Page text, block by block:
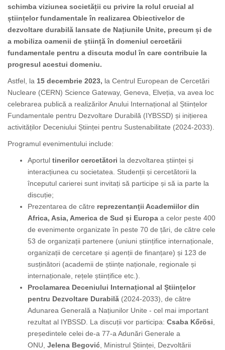
schimba viziunea societății cu privire la rolul crucial al
științelor fundamentale în realizarea Obiectivelor de
dezvoltare durabilă lansate de Națiunile Unite, precum și de
a mobiliza oamenii de știință în domeniul cercetării
fundamentale pentru a discuta modul în care contribuie la
progresul acestui domeniu.
Astfel, la 15 decembrie 2023, la Centrul European de Cercetări
Nucleare (CERN) Science Gateway, Geneva, Elveția, va avea loc
celebrarea publică a realizărilor Anului Internațional al Științelor
Fundamentale pentru Dezvoltare Durabilă (IYBSSD) și inițierea
activităților Deceniului Științei pentru Sustenabilitate (2024-2033).
Programul evenimentului include:
Aportul tinerilor cercetători la dezvoltarea științei și
interacțiunea cu societatea. Studenții și cercetătorii la
începutul carierei sunt invitați să participe și să ia parte la
discuție;
Prezentarea de către reprezentanții Academiilor din
Africa, Asia, America de Sud și Europa a celor peste 400
de evenimente organizate în peste 70 de țări, de către cele
53 de organizații partenere (uniuni științifice internaționale,
organizații de cercetare și agenții de finanțare) și 123 de
susținători (academii de științe naționale, regionale și
internaționale, rețele științifice etc.).
Proclamarea Deceniului Internațional al Științelor
pentru Dezvoltare Durabilă (2024-2033), de către
Adunarea Generală a Națiunilor Unite - cel mai important
rezultat al IYBSSD. La discuții vor participa: Csaba Kőrösi
președintele celei de-a 77-a Adunări Generale a
ONU, Jelena Begović , Ministrul Științei, Dezvoltării